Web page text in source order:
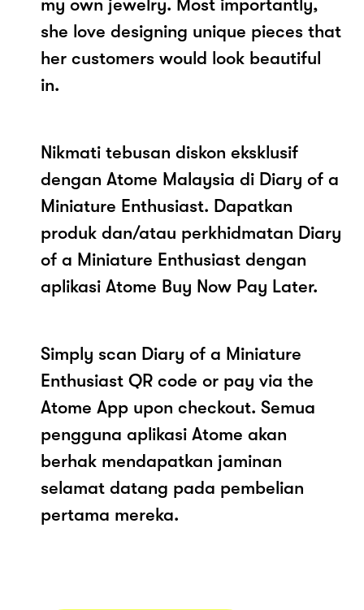
my own jewelry. Most importantly,
she love designing unique pieces that
her customers would look beautiful
in.
Nikmati tebusan diskon eksklusif
dengan Atome Malaysia di Diary of a
Miniature Enthusiast. Dapatkan
produk dan/atau perkhidmatan Diary
of a Miniature Enthusiast dengan
aplikasi Atome Buy Now Pay Later.
Simply scan Diary of a Miniature
Enthusiast QR code or pay via the
Atome App upon checkout. Semua
pengguna aplikasi Atome akan
berhak mendapatkan jaminan
selamat datang pada pembelian
pertama mereka.